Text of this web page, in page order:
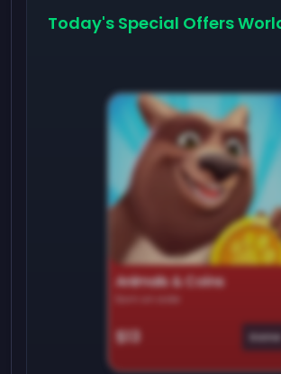
Today's Special Offers
Animals & Coins
Earn on side
$13 Game